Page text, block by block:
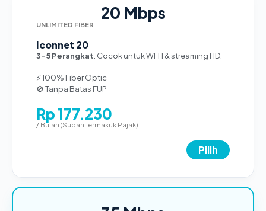
20 Mbps
UNLIMITED FIBER
Iconnet 20
3-5 Perangkat . Cocok untuk WFH & streaming HD.
⚡ 100% Fiber Optic
🚫 Tanpa Batas FUP
Rp 177.230
/ Bulan (Sudah Termasuk Pajak)
Pilih